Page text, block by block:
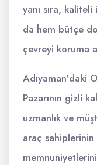
yanı sıra,
da hem bütçe
çevreyi koruma
Adıyaman'daki
Pazarının gizli
uzmanlık ve
araç sahiplerinin